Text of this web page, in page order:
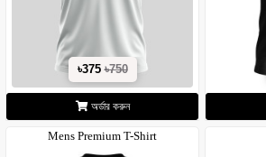
৳375৳750
অর্ডার করুন
Mens Premium T-Shirt